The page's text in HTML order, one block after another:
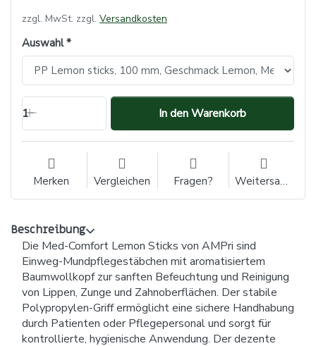
zzgl. MwSt. zzgl. Versandkosten
Auswahl
1 In den Warenkorb
Merken Vergleichen Fragen? Weitersagen
Beschreibung
Die Med-Comfort Lemon Sticks von AMPri sind
Einweg-Mundpflegestäbchen mit aromatisiertem
Baumwollkopf zur sanften Befeuchtung und Reinigung
von Lippen, Zunge und Zahnoberflächen. Der stabile
Polypropylen-Griff ermöglicht eine sichere Handhabung
durch Patienten oder Pflegepersonal und sorgt für
kontrollierte, hygienische Anwendung. Der dezente